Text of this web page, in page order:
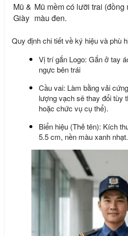
Mũ &
Giày
Mũ mềm có lưỡi trai (đồng
màu đen.
Quy định chi tiết về ký hiệu và phù
Vị trí gắn Logo: Gắn ở tay
ngực bên trái
Cầu vai: Làm bằng vải
lượng vạch sẽ thay đổi tùy
hoặc chức vụ cụ thể).
Biển hiệu (Thẻ tên): Kích
5.5 cm, nền màu xanh nhạt.